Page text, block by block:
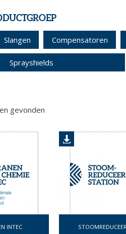
Slangen Compensatoren
Sprayshields
gevonden
INTEC